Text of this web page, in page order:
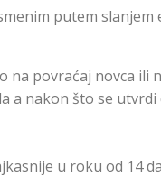
putem slanjem
povraćaj novca ili
a nakon što se
u roku od 14